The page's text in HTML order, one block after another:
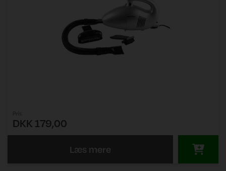
DKK 179,00
Læs mere